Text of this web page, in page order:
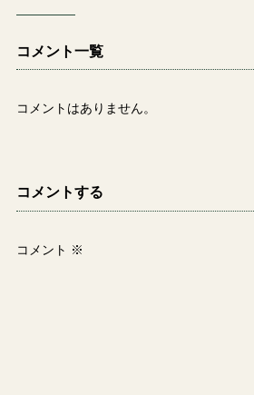
コメント一覧
コメントはありません。
コメントする
コメント ※